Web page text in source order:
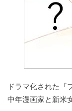
ドラマ化された『
中年漫画家と新米